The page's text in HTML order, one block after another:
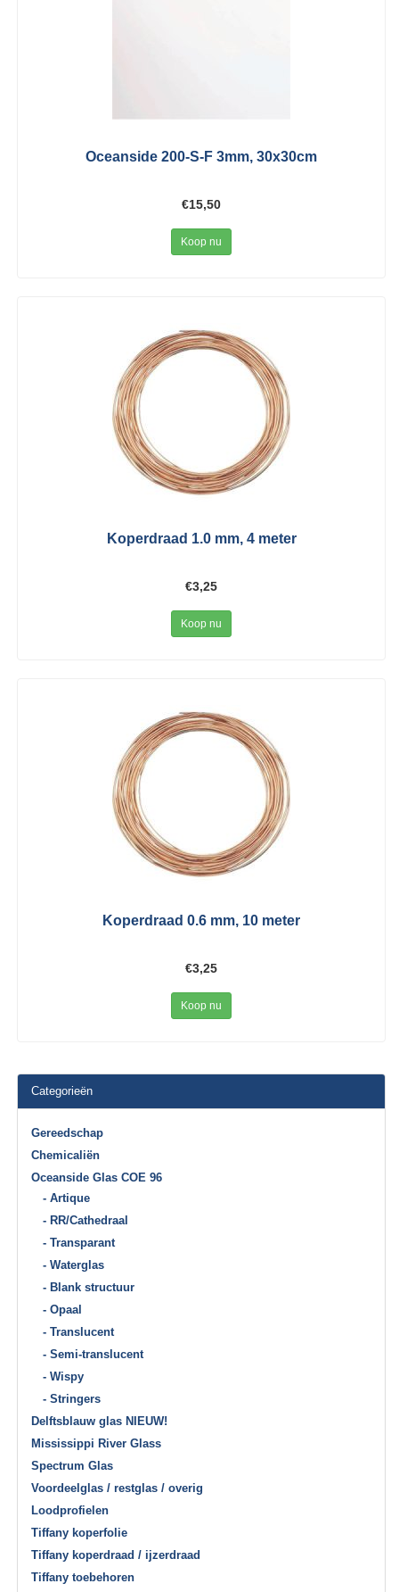
Oceanside 200-S-F 3mm, 30x30cm
€15,50
Koop nu
Koperdraad 1.0 mm, 4 meter
€3,25
Koop nu
Koperdraad 0.6 mm, 10 meter
€3,25
Koop nu
Categorieën
Gereedschap
Chemicaliën
Oceanside Glas COE 96
- Artique
- RR/Cathedraal
- Transparant
- Waterglas
- Blank structuur
- Opaal
- Translucent
- Semi-translucent
- Wispy
- Stringers
Delftsblauw glas NIEUW!
Mississippi River Glass
Spectrum Glas
Voordeelglas / restglas / overig
Loodprofielen
Tiffany koperfolie
Tiffany koperdraad / ijzerdraad
Tiffany toebehoren